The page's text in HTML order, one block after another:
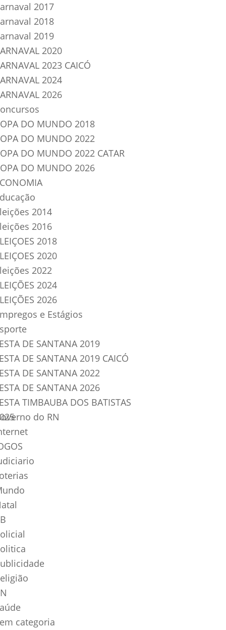
2017
2018
2019
2020
2023 CAICÓ
2024
2026
DO MUNDO 2018
DO MUNDO 2022
DO MUNDO 2022 CATAR
DO MUNDO 2026
2014
2016
2018
2020
2022
2024
2026
e Estágios
DE SANTANA 2019
DE SANTANA 2019 CAICÓ
DE SANTANA 2022
DE SANTANA 2026
TIMBAUBA DOS BATISTAS
do RN
categoria